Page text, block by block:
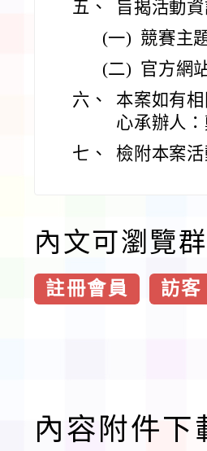
五、
旨揭活動
(一) 競賽主
(二) 官方網
六、
本案如有
心承辦人
七、
檢附本案
內文可瀏覽群
註冊會員 訪客
內容附件下